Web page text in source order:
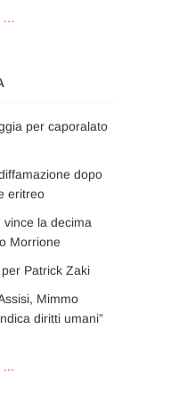
…
per caporalato
dopo
eritreo
vince la decima
Morrione
Patrick Zaki
Mimmo
diritti umani”
...